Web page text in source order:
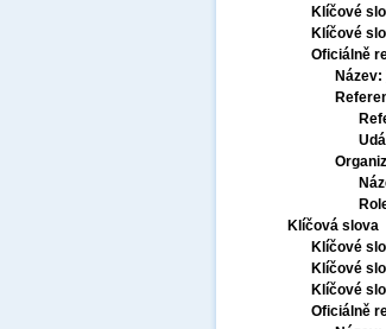
Klíčové
Klíčové
Oficiálně
Název:
Klíčová slova
Klíčové
Klíčové
Klíčové
Oficiálně